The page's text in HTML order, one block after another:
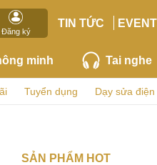
Đăng ký
TIN TỨC
minh Tai nghe
Tuyển dụng Dạy sửa
SẢN PHẨM HOT